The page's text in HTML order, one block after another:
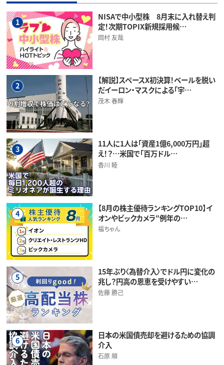
1
NISAで中小型株 8月末に入れ替え判
定！次期TOPIX新規採用候…
岡村 友哉
2
【解説】スペースX初決算！ベールを脱い
だイーロン・マスクによる「宇…
茂木 春輝
3
11人に1人は「資産1億6,000万円」超
え！？…米国で「百万ドル…
香川 睦
4
【8月の株主優待ランキングTOP10】イ
オンやビックカメラ“例年の…
福ちゃん
5
15年ぶり〈為替介入〉でドル円に変化の
兆し？円高の恩恵を受けやすい…
佐藤 勝己
6
日本の米国債売却を避けるための協調
介入
石原 順